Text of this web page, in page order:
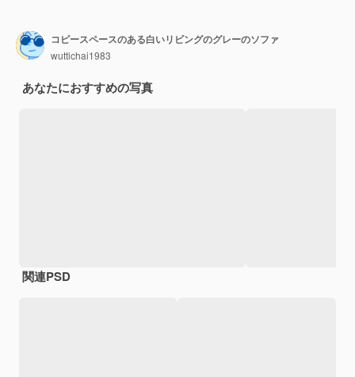
コピースペースのある白いリビングのグレーのソファ
wuttichai1983
あなたにおすすめの写真
関連PSD